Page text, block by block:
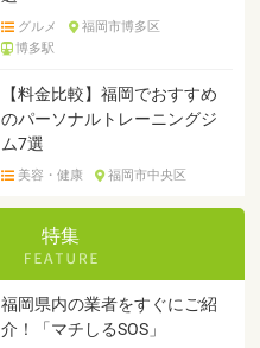
グルメ
福岡市博多区
博多駅
【料金比較】福岡でおすすめ
のパーソナルトレーニングジ
ム7選
美容・健康 福岡市中央区
特集
福岡県内の業者をすぐにご紹
介！「マチしるSOS」